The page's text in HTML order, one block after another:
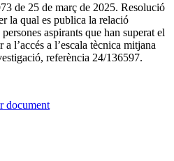
de 25 de març de 2025. Resolució
la qual es publica la relació
aspirants que han superat el
a l’accés a l’escala tècnica mitjana
referència 24/136597.
document